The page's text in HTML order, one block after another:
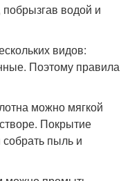
водой и
видов:
Поэтому правила
можно мягкой
Покрытие
пыль и